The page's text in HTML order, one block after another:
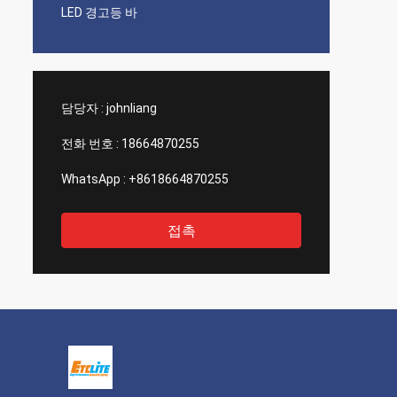
LED 경고등 바
담당자 : johnliang
전화 번호 : 18664870255
WhatsApp : +8618664870255
접촉